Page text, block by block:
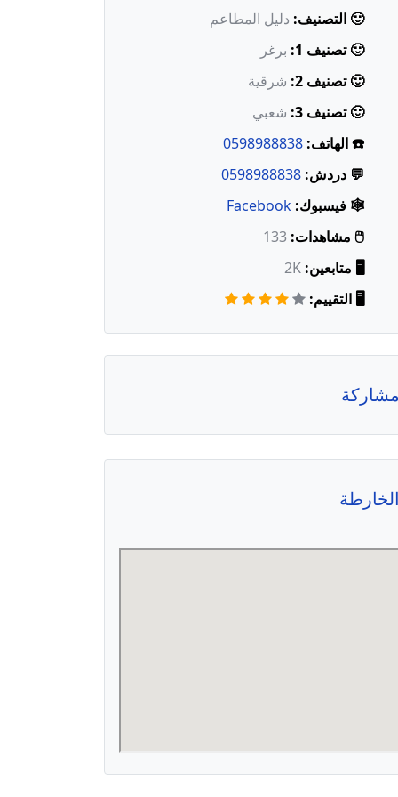
🙂 التصنيف: دليل المطاعم
🙂 تصنيف 1:
برغر
🙂 تصنيف 2:
شرقية
🙂 تصنيف 3:
شعبي
☎️ الهاتف: 0598988838
💬 دردش: 0598988838
🕸️ فيسبوك: Facebook
🖱️ مشاهدات: 133
🖥️ متابعين: 2K
🖥️ التقييم: